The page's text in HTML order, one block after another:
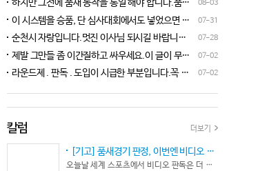
08-03
하지만 그전에 품새 동작을 통일 해야 합니다.품새
심판 교육에 여러번 참석 했었는데, 강사 마다 동작
할수가 없습니다.하루빨리 강사들이 함께 모여 동
작을 통일 시켜야지 안그러면 항상 분쟁이 생깁니
다.
07-31
이 시스템을 승품, 단 심사대회에서도 넣었으면 좋
겠네요.심사위원들이 일부러 불합격시키고, 이 부
했는데, 번복이 안된답니다.ㅋㅋㅋㅋㅋ 심사위원들
눈이 전부 달라서, 이렇다, 저렇다 말을 할수가 없다
07-28
순천시 자랑입니다.멋진 이사님 되시길 바랍니다
^^♡
07-02
제발 그만들 좀 이간질하고 싸우세요.이 글이 무엇
이 문제인가요?무엇을 얘기하려는지 의도가 무엇
이 노력해 보자는 그런 글 같은데품새 얘기 하는데
왜 갑자기 심판 가오 얘기에 핑크색 옷 얘기 같은 비
하 발언에......답답하시니 그러시겠지만 태권도
"도" 는 지키시며 발언하세요.심판들 또한 이런 말
나오지 않도록 자존심 상하지 않도록 부단히 노력해
야 함은 확실합니다.부끄러운 일 들이 없도록 해야
07-02
라운드제 . 판독 . 도입이 시급한 부분입니다.꼭 승
고 다른 생각 없이 오로지 품새 판정에만 집중 하도
칼럼 더보기
[기고] 품새경기 판정, 이번엔 비디오 판독이다… 더 이상 미룰 수 없다
오늘날 세계 스포츠에서 비디오 판독은 더 이상 선택이 아니다. 선수의 땀과 노력, 경기 결과의 공정성을 지키기 위한 최소한의 안전장치이자 국제 스포츠의 보편적인 기준이 됐다.